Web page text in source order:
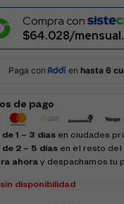
Compra con
$64.028/mensual.
de pago
1 – 3 días en ciudades
2 – 5 días en el resto del
ahora y despachamos tu
sin disponibilidad